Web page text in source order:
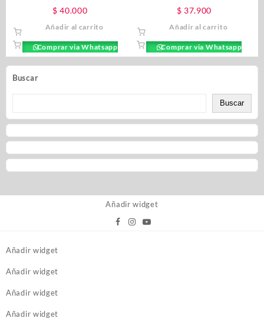
Buscar
Buscar
$ 40.000
Añadir al carrito
Comprar via Whatsapp
55ML
$ 37.900
Añadir al carrito
Comprar via Whatsapp
Añadir widget
Añadir widget
Añadir widget
Añadir widget
Añadir widget